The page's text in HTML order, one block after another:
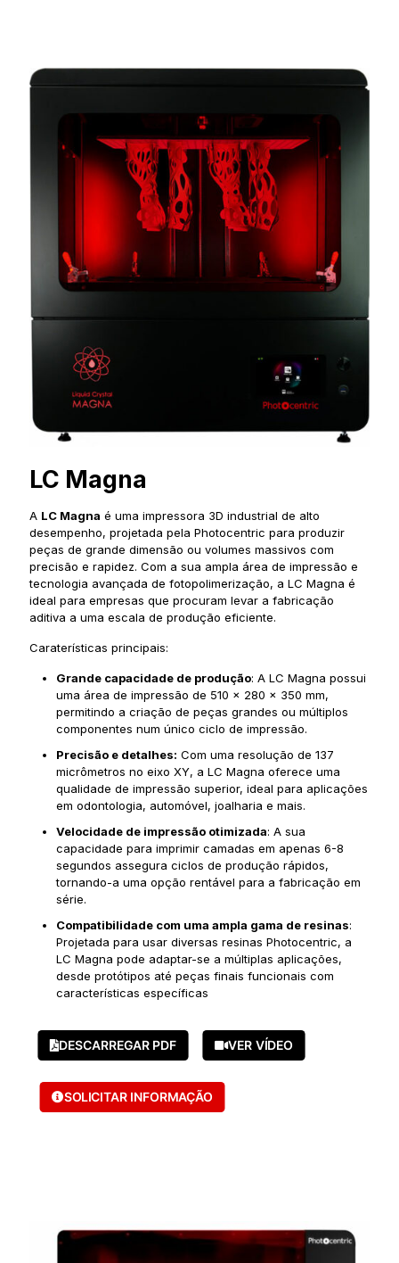
LC Magna
A LC Magna é uma impressora 3D industrial de alto
desempenho, projetada pela Photocentric para produzir
peças de grande dimensão ou volumes massivos com
precisão e rapidez. Com a sua ampla área de impressão e
tecnologia avançada de fotopolimerização, a LC Magna é
ideal para empresas que procuram levar a fabricação
aditiva a uma escala de produção eficiente.
Caraterísticas principais:
Grande capacidade de produção: A LC Magna possui
uma área de impressão de 510 x 280 x 350 mm,
permitindo a criação de peças grandes ou múltiplos
componentes num único ciclo de impressão.
Precisão e detalhes: Com uma resolução de 137
micrômetros no eixo XY, a LC Magna oferece uma
qualidade de impressão superior, ideal para aplicações
em odontologia, automóvel, joalharia e mais.
Velocidade de impressão otimizada: A sua
capacidade para imprimir camadas em apenas 6-8
segundos assegura ciclos de produção rápidos,
tornando-a uma opção rentável para a fabricação em
série.
Compatibilidade com uma ampla gama de resinas:
Projetada para usar diversas resinas Photocentric, a
LC Magna pode adaptar-se a múltiplas aplicações,
desde protótipos até peças finais funcionais com
características específicas
DESCARREGAR PDF VER VÍDEO
SOLICITAR INFORMAÇÃO